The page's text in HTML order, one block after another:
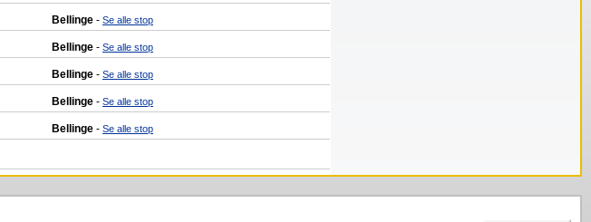
Bellinge - Se alle stop
Bellinge - Se alle stop
Bellinge - Se alle stop
Bellinge - Se alle stop
Bellinge - Se alle stop